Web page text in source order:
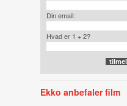
Din email:
Hvad er 1 + 2?
Ekko anbefaler film